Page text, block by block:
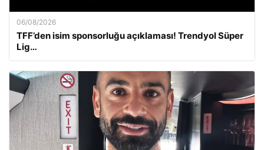
06/08/2026
TFF’den isim sponsorluğu açıklaması! Trendyol Süper
Lig…